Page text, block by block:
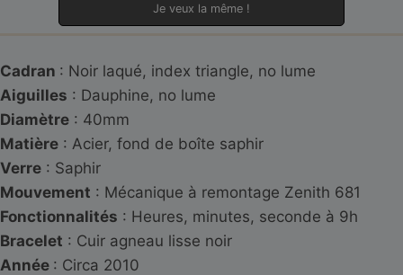
Je veux la même !
Cadran : Noir laqué, index triangle, no lume
Aiguilles : Dauphine, no lume
Diamètre : 40mm
Matière : Acier, fond de boîte saphir
Verre : Saphir
Mouvement : Mécanique à remontage Zenith 681
Fonctionnalités : Heures, minutes, seconde à 9h
Bracelet : Cuir agneau lisse noir
Année : Circa 2010